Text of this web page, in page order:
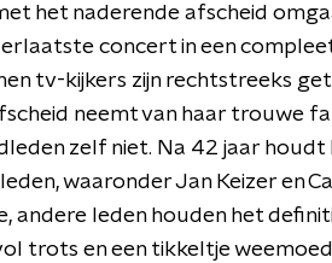
het naderende afscheid
concert in een
tv-kijkers zijn rechtstreeks
neemt van haar trouwe
zelf niet. Na 42 jaar
waaronder Jan Keizer en
andere leden houden het
trots en een tikkeltje